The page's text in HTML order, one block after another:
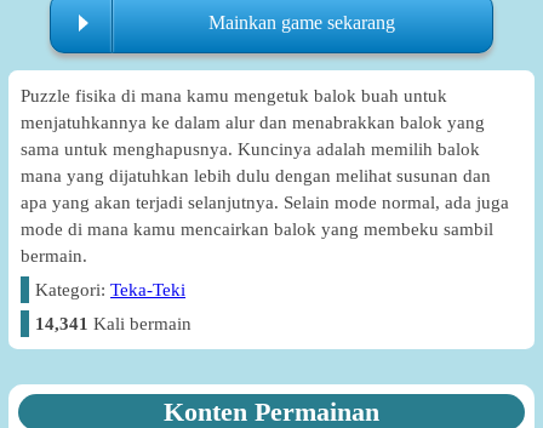
Mainkan game sekarang
Puzzle fisika di mana kamu mengetuk balok buah untuk
menjatuhkannya ke dalam alur dan menabrakkan balok yang
sama untuk menghapusnya. Kuncinya adalah memilih balok
mana yang dijatuhkan lebih dulu dengan melihat susunan dan
apa yang akan terjadi selanjutnya. Selain mode normal, ada juga
mode di mana kamu mencairkan balok yang membeku sambil
bermain.
Kategori:Teka-Teki
14,341 Kali bermain
Konten Permainan